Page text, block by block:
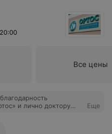
Все цены
и лично доктору
изготовление
Еще